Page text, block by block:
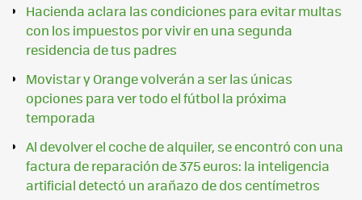
Hacienda aclara las condiciones para evitar multas
con los impuestos por vivir en una segunda
residencia de tus padres
Movistar y Orange volverán a ser las únicas
opciones para ver todo el fútbol la próxima
temporada
Al devolver el coche de alquiler, se encontró con una
factura de reparación de 375 euros: la inteligencia
artificial detectó un arañazo de dos centímetros